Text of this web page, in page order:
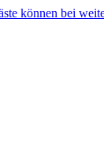
können bei